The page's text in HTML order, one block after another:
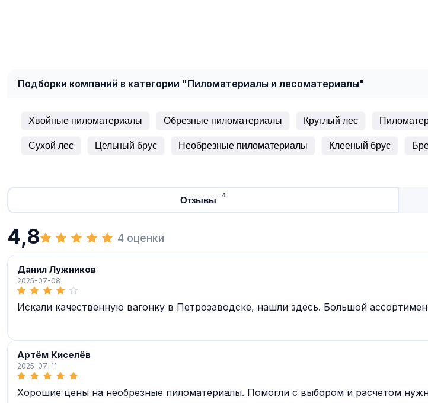
Подборки компаний в категории "Пиломатериалы и лесоматериалы"
Хвойные пиломатериалы Обрезные пиломатериалы Круглый лес
Сухой лес Цельный брус Необрезные пиломатериалы Клееный брус
Отзывы 4
4,8 4 оценки
Данил Лужников
2025-07-08
Искали качественную вагонку в Петрозаводске, нашли здесь. Большой
Артём Киселёв
2025-07-11
Хорошие цены на необрезные пиломатериалы. Помогли с выбором и расчетом